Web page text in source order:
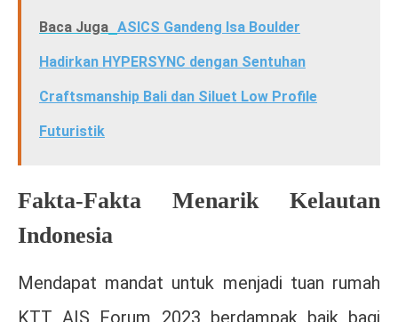
Baca Juga ASICS Gandeng Isa Boulder
Hadirkan HYPERSYNC dengan Sentuhan
Craftsmanship Bali dan Siluet Low Profile
Futuristik
Fakta-Fakta Menarik Kelautan
Indonesia
Mendapat mandat untuk menjadi tuan rumah
KTT AIS Forum 2023 berdampak baik bagi